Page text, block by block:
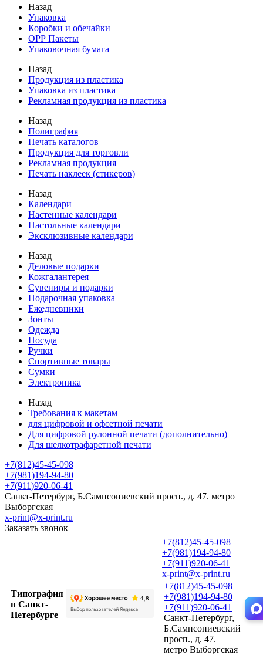
Назад
Упаковка
Коробки и обечайки
ОРР Пакеты
Упаковочная бумага
Назад
Продукция из пластика
Упаковка из пластика
Рекламная продукция из пластика
Назад
Полиграфия
Печать каталогов
Продукция для торговли
Рекламная продукция
Печать наклеек (стикеров)
Назад
Календари
Настенные календари
Настольные календари
Эксклюзивные календари
Назад
Деловые подарки
Кожгалантерея
Сувениры и подарки
Подарочная упаковка
Ежедневники
Зонты
Одежда
Посуда
Ручки
Спортивные товары
Сумки
Электроника
Назад
Требования к макетам
для цифровой и офсетной печати
Для цифровой рулонной печати (дополнительно)
Для шелкотрафаретной печати
+7(812)45-45-098
+7(981)194-94-80
+7(911)920-06-41
Санкт-Петербург, Б.Сампсониевский просп., д. 47. метро
Выборгская
x-print@x-print.ru
Заказать звонок
Типография
в Санкт-
Петербурге
+7(812)45-45-098
+7(981)194-94-80
+7(911)920-06-41
x-print@x-print.ru
+7(812)45-45-098
+7(981)194-94-80
+7(911)920-06-41
Санкт-Петербург,
Б.Сампсониевский
просп., д. 47.
метро Выборгская